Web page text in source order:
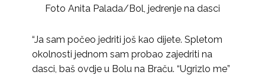
Foto Anita Palada/Bol, jedrenje na dasci
“Ja sam počeo jedriti još kao dijete. Spletom
okolnosti jednom sam probao zajedriti na
dasci, baš ovdje u Bolu na Braču. “Ugrizlo me”